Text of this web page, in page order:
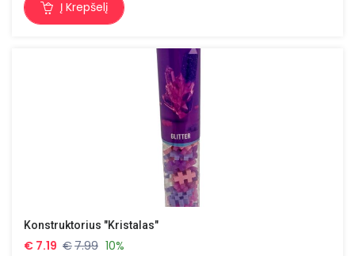
Į Krepšelį
Konstruktorius "Kristalas"
€ 7.19 €7.99 10%